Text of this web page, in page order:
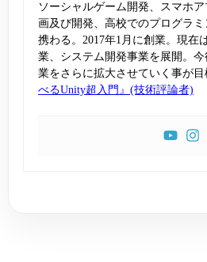
ソーシャルゲーム開発、スマホ
画及び開発、高校でのプログラ
携わる。2017年1月に創業。現在
業、システム開発事業を展開。
業をさらに拡大させていく事が目
べるUnity超入門』(技術評論者)